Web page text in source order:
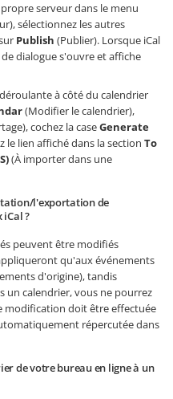
serveur dans le menu
sélectionnez les autres
Publish (Publier). Lorsque iCal
dialogue s'ouvre et affiche
à côté du calendrier
(Modifier le calendrier),
cochez la caseGenerate
le lien affiché dans la section To
(À importer dans une
l'exportation de
?
peuvent être modifiés
qu'aux événements
d'origine), tandis
un calendrier, vous ne pourrez
modification doit être effectuée
répercutée dans
de votre bureau en ligne à un